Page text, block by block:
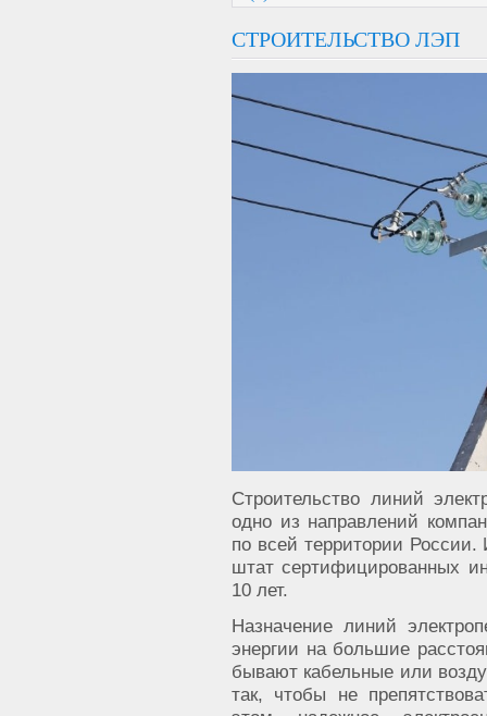
СТРОИТЕЛЬСТВО ЛЭП
Строительство линий
одно из направлений
по всей территории
штат сертифицированных
10 лет.
Назначение линий
энергии на большие
бывают кабельные или
так, чтобы не